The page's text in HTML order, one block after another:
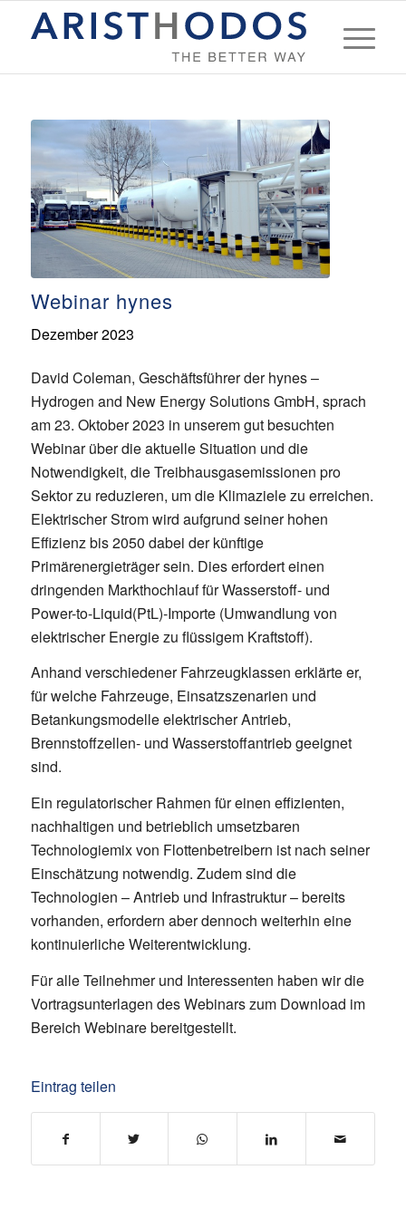
Webinar hynes
Dezember 2023
David Coleman, Geschäftsführer der hynes –
Hydrogen and New Energy Solutions GmbH, sprach
am 23. Oktober 2023 in unserem gut besuchten
Webinar über die aktuelle Situation und die
Notwendigkeit, die Treibhausgasemissionen pro
Sektor zu reduzieren, um die Klimaziele zu erreichen.
Elektrischer Strom wird aufgrund seiner hohen
Effizienz bis 2050 dabei der künftige
Primärenergieträger sein. Dies erfordert einen
dringenden Markthochlauf für Wasserstoff- und
Power-to-Liquid(PtL)-Importe (Umwandlung von
elektrischer Energie zu flüssigem Kraftstoff).
Anhand verschiedener Fahrzeugklassen erklärte er,
für welche Fahrzeuge, Einsatzszenarien und
Betankungsmodelle elektrischer Antrieb,
Brennstoffzellen- und Wasserstoffantrieb geeignet
sind.
Ein regulatorischer Rahmen für einen effizienten,
nachhaltigen und betrieblich umsetzbaren
Technologiemix von Flottenbetreibern ist nach seiner
Einschätzung notwendig. Zudem sind die
Technologien – Antrieb und Infrastruktur – bereits
vorhanden, erfordern aber dennoch weiterhin eine
kontinuierliche Weiterentwicklung.
Für alle Teilnehmer und Interessenten haben wir die
Vortragsunterlagen des Webinars zum Download im
Bereich Webinare bereitgestellt.
Eintrag teilen